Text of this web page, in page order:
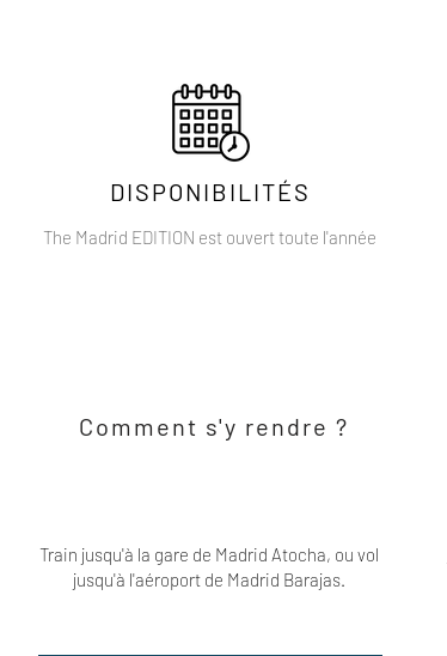
DISPONIBILITÉS
The Madrid EDITION est ouvert toute l'année
Comment s'y rendre ?
Train jusqu'à la gare de Madrid Atocha, ou vol
jusqu'à l'aéroport de Madrid Barajas.